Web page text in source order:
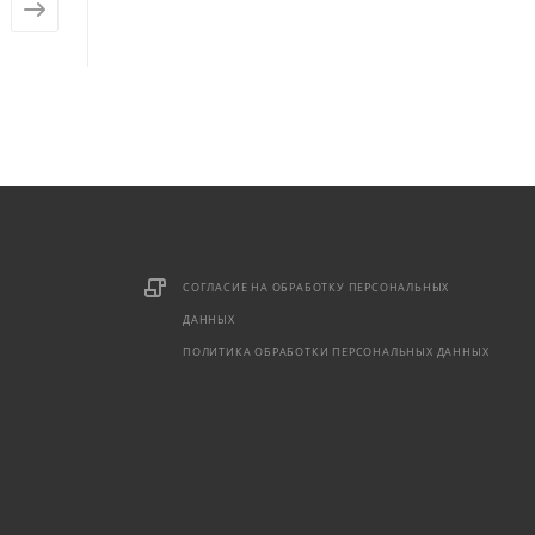
СОГЛАСИЕ НА ОБРАБОТКУ ПЕРСОНАЛЬНЫХ
ДАННЫХ
ПОЛИТИКА ОБРАБОТКИ ПЕРСОНАЛЬНЫХ ДАННЫХ